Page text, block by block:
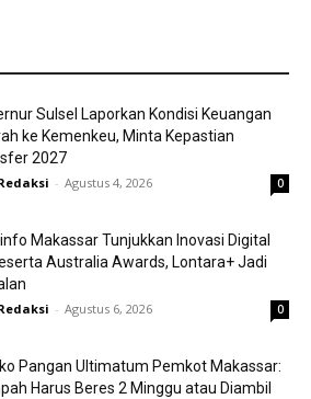
Sulsel Laporkan Kondisi Keuangan
ke Kemenkeu, Minta Kepastian
2027
- Agustus 4, 2026 0
Makassar Tunjukkan Inovasi Digital
Australia Awards, Lontara+ Jadi
- Agustus 6, 2026 0
Pangan Ultimatum Pemkot Makassar:
Harus Beres 2 Minggu atau Diambil